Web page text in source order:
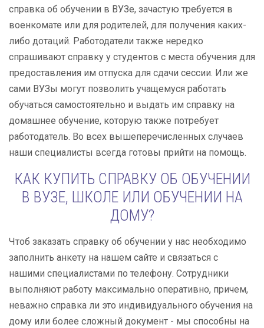
справка об обучении в ВУЗе, зачастую требуется в
военкомате или для родителей, для получения каких-
либо дотаций. Работодатели также нередко
спрашивают справку у студентов с места обучения для
предоставления им отпуска для сдачи сессии. Или же
сами ВУЗы могут позволить учащемуся работать
обучаться самостоятельно и выдать им справку на
домашнее обучение, которую также потребует
работодатель. Во всех вышеперечисленных случаев
наши специалисты всегда готовы прийти на помощь.
КАК КУПИТЬ СПРАВКУ ОБ ОБУЧЕНИИ
В ВУЗЕ, ШКОЛЕ ИЛИ ОБУЧЕНИИ НА
ДОМУ?
Чтоб заказать справку об обучении у нас необходимо
заполнить анкету на нашем сайте и связаться с
нашими специалистами по телефону. Сотрудники
выполняют работу максимально оперативно, причем,
неважно справка ли это индивидуального обучения на
дому или более сложный документ - мы способны на